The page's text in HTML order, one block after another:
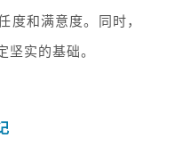
度和满意度。同时，
实的基础。